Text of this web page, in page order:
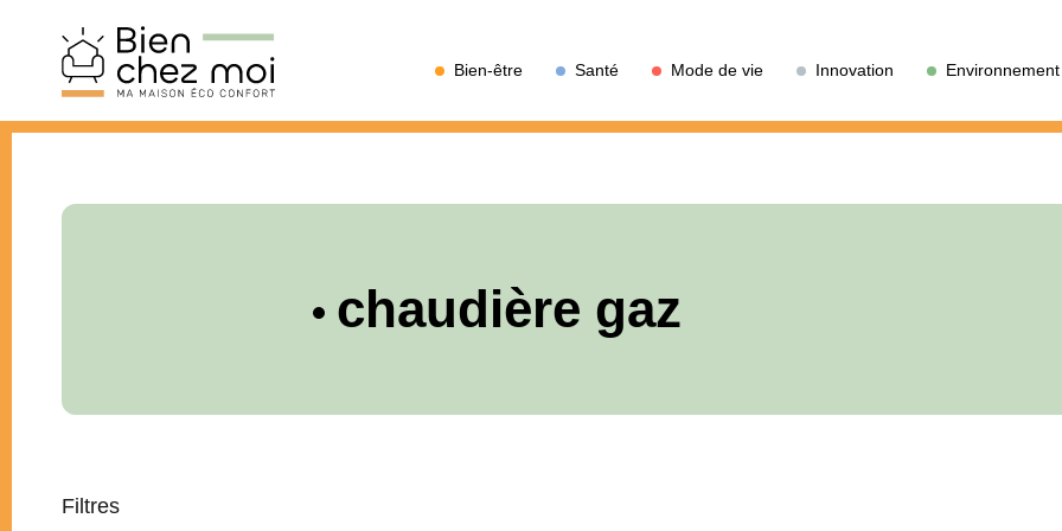
Bien-être Santé Mode de vie Innovation Environnement
chaudière gaz
Filtres